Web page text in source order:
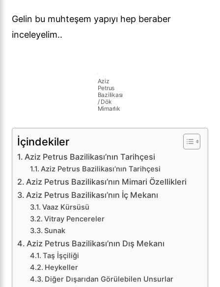
Gelin bu muhteşem yapıyı hep beraber
inceleyelim..
Aziz
Petrus
Bazilikası
/ Dök
Mimarlık
İçindekiler
Aziz Petrus Bazilikası’nın Tarihçesi
Aziz Petrus Bazilikası’nın Tarihçesi
Aziz Petrus Bazilikası’nın Mimari Özellikleri
Aziz Petrus Bazilikası’nın İç Mekanı
Vaaz Kürsüsü
Vitray Pencereler
Sunak
Aziz Petrus Bazilikası’nın Dış Mekanı
Taş İşçiliği
Heykeller
Diğer Dışarıdan Görülebilen Unsurlar